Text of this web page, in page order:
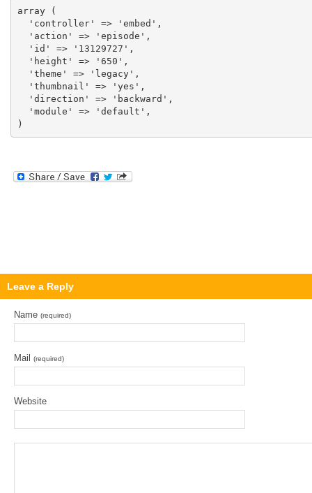
Leave a Reply
Name (required)
Mail (required)
Website